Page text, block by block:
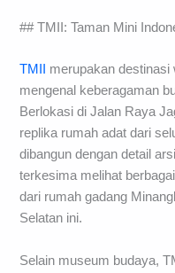
## TMII: Taman Mini
TMII
merupakan destinasi
mengenal keberagaman
Berlokasi di Jalan Raya
replika rumah adat dari
dibangun dengan detail
terkesima melihat
dari rumah gadang
Selatan ini.
Selain museum budaya,